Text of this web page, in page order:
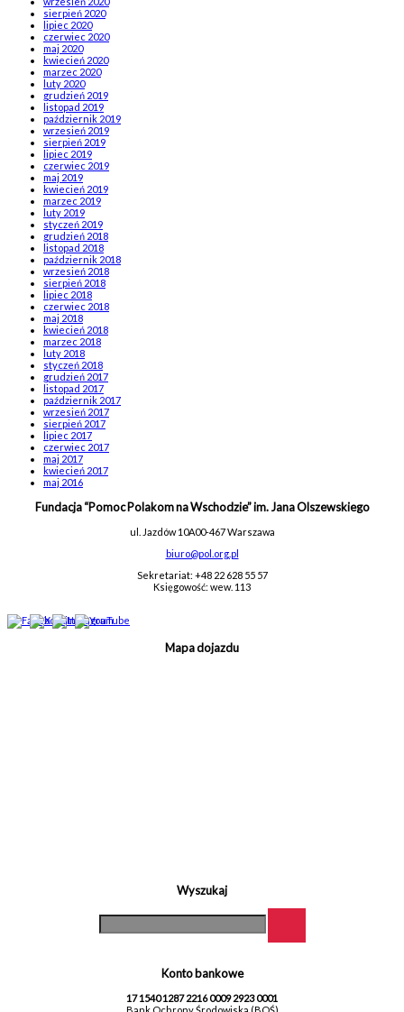
sierpień 2020
lipiec 2020
czerwiec 2020
maj 2020
kwiecień 2020
marzec 2020
luty 2020
grudzień 2019
listopad 2019
październik 2019
wrzesień 2019
sierpień 2019
lipiec 2019
czerwiec 2019
maj 2019
kwiecień 2019
marzec 2019
luty 2019
styczeń 2019
grudzień 2018
listopad 2018
październik 2018
wrzesień 2018
sierpień 2018
lipiec 2018
czerwiec 2018
maj 2018
kwiecień 2018
marzec 2018
luty 2018
styczeń 2018
grudzień 2017
listopad 2017
październik 2017
wrzesień 2017
sierpień 2017
lipiec 2017
czerwiec 2017
maj 2017
kwiecień 2017
maj 2016
Fundacja “Pomoc Polakom na Wschodzie” im. Jana Olszewskiego
ul. Jazdów 10A00-467 Warszawa
biuro@pol.org.pl
Sekretariat: +48 22 628 55 57
Księgowość: wew. 113
Mapa dojazdu
Wyszukaj
Konto bankowe
17 1540 1287 2216 0009 2923 0001